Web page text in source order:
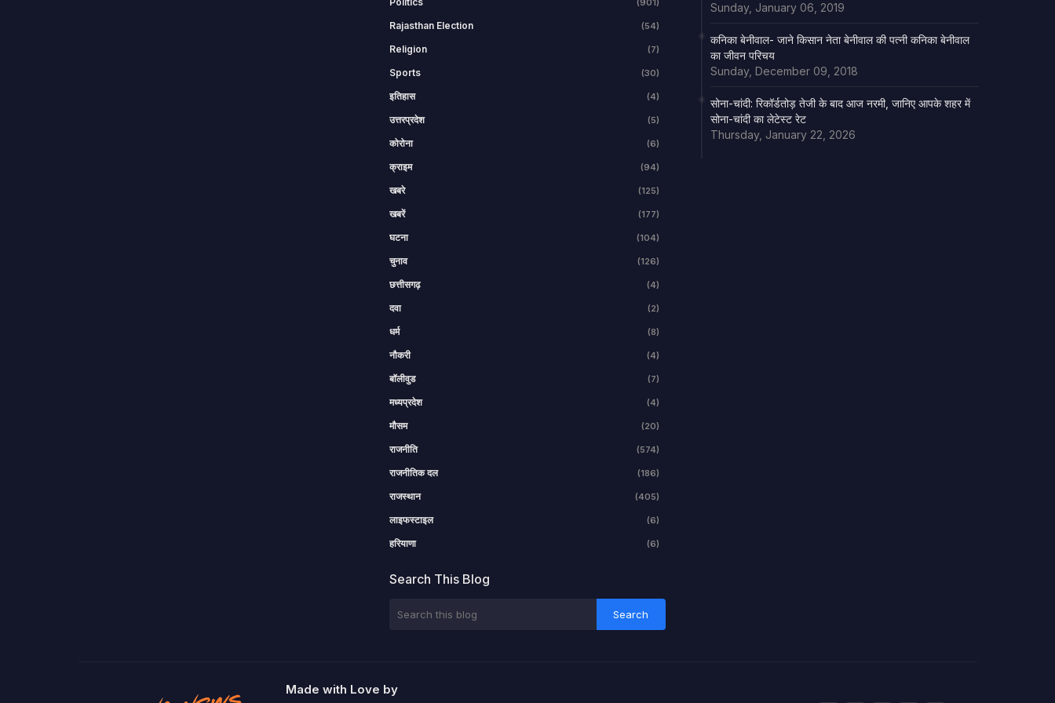
(901)
Rajasthan Election (54)
Religion (7)
Sports (30)
इतिहास (4)
उत्तरप्रदेश (5)
कोरोना (6)
क्राइम (94)
खबरे (125)
खबरें (177)
घटना (104)
चुनाव (126)
छत्तीसगढ़ (4)
दवा (2)
धर्म (8)
नौकरी (4)
बॉलीवुड (7)
मध्यप्रदेश (4)
मौसम (20)
राजनीति (574)
राजनीतिक दल (186)
राजस्थान (405)
लाइफस्टाइल (6)
हरियाणा (6)
Search This Blog
Sunday, January 06, 2019
कनिका बेनीवाल- जाने किसान नेता बेनीवाल की पत्नी कनिका बेनीवाल
का जीवन परिचय
Sunday, December 09, 2018
सोना-चांदी: रिकॉर्डतोड़ तेजी के बाद आज नरमी, जानिए आपके शहर में
सोना-चांदी का लेटेस्ट रेट
Thursday, January 22, 2026
Made with Love by